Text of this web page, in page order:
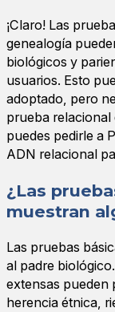
¡Claro! Las
genealogía
biológicos y
usuarios. Esto
adoptado, pero
prueba relacional
puedes pedirle a
ADN relacional
¿Las
muestran
Las pruebas
al padre
extensas
herencia étnica,